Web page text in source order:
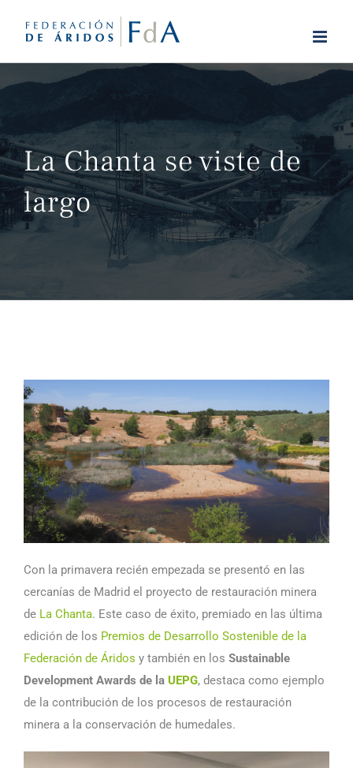
La Chanta se viste de
largo
Con la primavera recién empezada se presentó en las
cercanías de Madrid el proyecto de restauración minera
de La Chanta. Este caso de éxito, premiado en las última
edición de los Premios de Desarrollo Sostenible de la
Federación de Áridos y también en los Sustainable
Development Awards de la UEPG, destaca como ejemplo
de la contribución de los procesos de restauración
minera a la conservación de humedales.